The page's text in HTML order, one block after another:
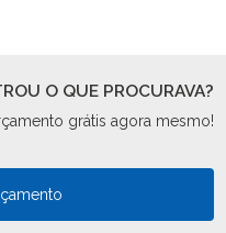
O QUE PROCURAVA?
grátis agora mesmo!